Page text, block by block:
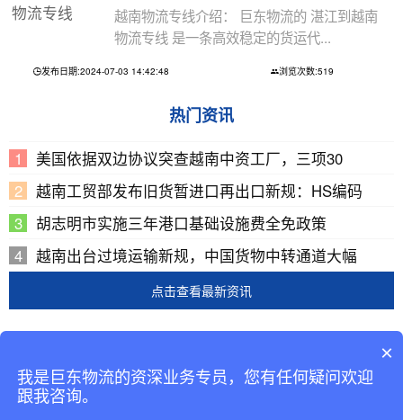
越南物流专线介绍： 巨东物流的 湛江到越南
物流专线 是一条高效稳定的货运代...
发布日期:2024-07-03 14:42:48 浏览次数:519
热门资讯
美国依据双边协议突查越南中资工厂，三项30
越南工贸部发布旧货暂进口再出口新规：HS编码
胡志明市实施三年港口基础设施费全免政策
越南出台过境运输新规，中国货物中转通道大幅
点击查看最新资讯
版权所有
备案号： 粤ICP备13069001号-2
×
我是巨东物流的资深业务专员，您有任何疑问欢迎
跟我咨询。